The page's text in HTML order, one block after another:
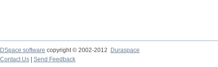
DSpace software copyright © 2002-2012
Duraspace
Contact Us
Send Feedback